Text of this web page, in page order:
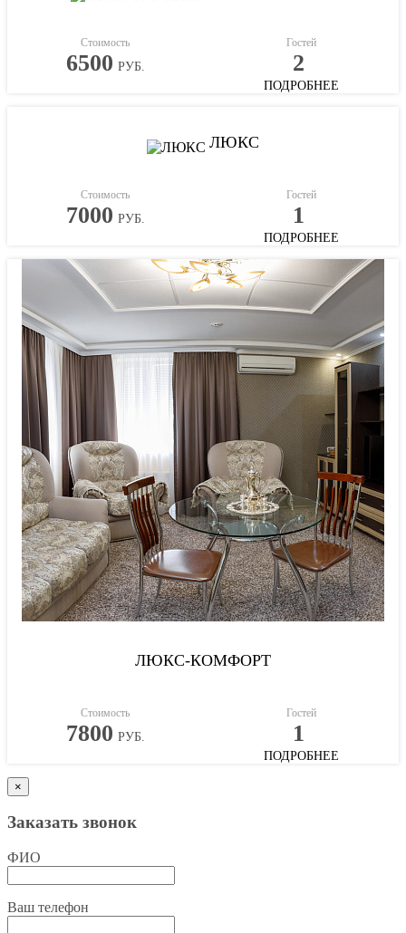
Стоимость
6500 РУБ.
Гостей
2
ПОДРОБНЕЕ
ЛЮКС
Стоимость
7000 РУБ.
Гостей
1
ПОДРОБНЕЕ
ЛЮКС-КОМФОРТ
Стоимость
7800 РУБ.
Гостей
1
ПОДРОБНЕЕ
×
Заказать звонок
ФИО
Ваш телефон